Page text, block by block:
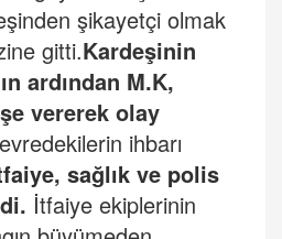
şikayetçi olmak
gitti.Kardeşinin
ardından M.K,
vererek olay
ihbarı
, sağlık ve polis
İtfaiye ekiplerinin